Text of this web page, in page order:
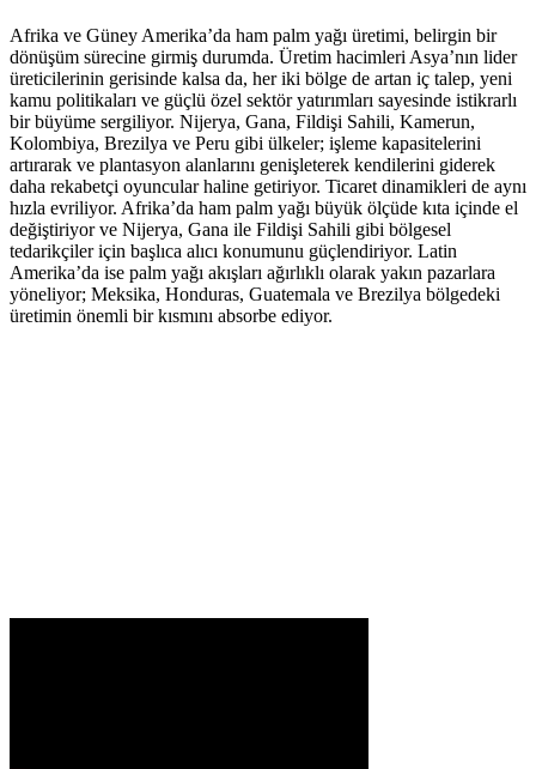
Afrika ve Güney Amerika’da ham palm yağı üretimi, belirgin bir
dönüşüm sürecine girmiş durumda. Üretim hacimleri Asya’nın lider
üreticilerinin gerisinde kalsa da, her iki bölge de artan iç talep, yeni
kamu politikaları ve güçlü özel sektör yatırımları sayesinde istikrarlı
bir büyüme sergiliyor. Nijerya, Gana, Fildişi Sahili, Kamerun,
Kolombiya, Brezilya ve Peru gibi ülkeler; işleme kapasitelerini
artırarak ve plantasyon alanlarını genişleterek kendilerini giderek
daha rekabetçi oyuncular haline getiriyor. Ticaret dinamikleri de aynı
hızla evriliyor. Afrika’da ham palm yağı büyük ölçüde kıta içinde el
değiştiriyor ve Nijerya, Gana ile Fildişi Sahili gibi bölgesel
tedarikçiler için başlıca alıcı konumunu güçlendiriyor. Latin
Amerika’da ise palm yağı akışları ağırlıklı olarak yakın pazarlara
yöneliyor; Meksika, Honduras, Guatemala ve Brezilya bölgedeki
üretimin önemli bir kısmını absorbe ediyor.